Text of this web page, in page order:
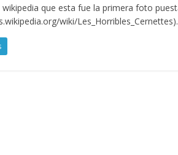
wikipedia que esta fue la primera foto
wiki/